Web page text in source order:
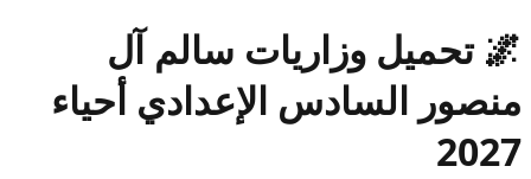
🌌 تحميل وزاريات سالم آل
منصور السادس الإعدادي أحياء
2027